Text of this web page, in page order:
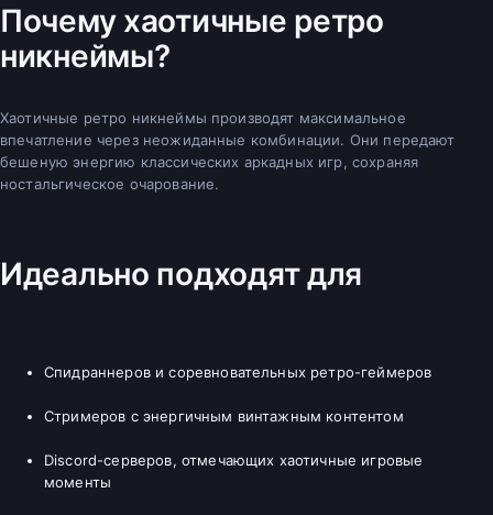
Почему хаотичные ретро
никнеймы?
Хаотичные ретро никнеймы производят максимальное
впечатление через неожиданные комбинации. Они передают
бешеную энергию классических аркадных игр, сохраняя
ностальгическое очарование.
Идеально подходят для
Спидраннеров и соревновательных ретро-геймеров
Стримеров с энергичным винтажным контентом
Discord-серверов, отмечающих хаотичные игровые
моменты